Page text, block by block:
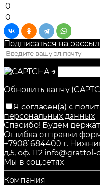
0
0
Подписаться на
→
Обновить капчу
Я согласен(a) с
персональных данных
Спасибо! Будем
Ошибка отправки
+79081684400 г.
д.5, оф. 112 info@grattol-
Мы в соц.сетях
Компания